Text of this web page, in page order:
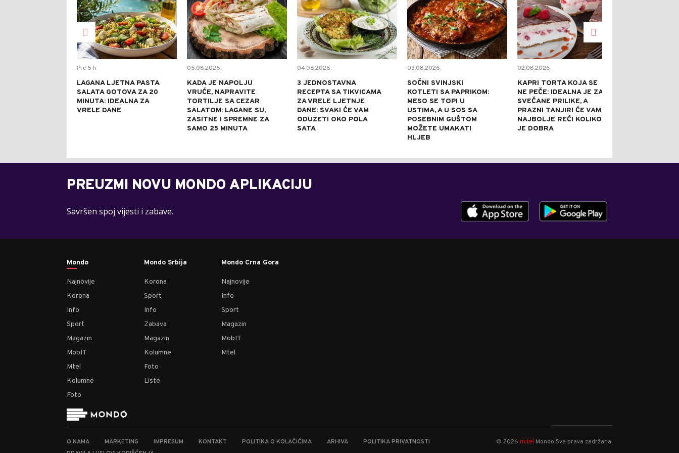
Pre 5 h
LAGANA LJETNA PASTA
SALATA GOTOVA ZA 20
MINUTA: IDEALNA ZA
VRELE DANE
05.08.2026.
KADA JE NAPOLJU
VRUĆE, NAPRAVITE
TORTILJE SA CEZAR
SALATOM: LAGANE SU,
ZASITNE I SPREMNE ZA
SAMO 25 MINUTA
04.08.2026.
3 JEDNOSTAVNA
RECEPTA SA TIKVICAMA
ZA VRELE LJETNJE
DANE: SVAKI ĆE VAM
ODUZETI OKO POLA
SATA
03.08.2026.
SOČNI SVINJSKI
KOTLETI SA PAPRIKOM:
MESO SE TOPI U
USTIMA, A U SOS SA
POSEBNIM GUŠTOM
MOŽETE UMAKATI
HLJEB
02.08.2026.
KAPRI TORTA KOJA SE
NE PEČE: IDEALNA JE ZA
SVEČANE PRILIKE, A
PRAZNI TANJIRI ĆE VAM
NAJBOLJE REĆI KOLIKO
JE DOBRA
PREUZMI NOVU MONDO APLIKACIJU
Savršen spoj vijesti i zabave.
Mondo
Najnovije
Korona
Info
Sport
Magazin
MobIT
Mtel
Kolumne
Foto
Mondo Srbija
Korona
Sport
Info
Zabava
Magazin
Kolumne
Foto
Liste
Mondo Crna Gora
Najnovije
Info
Sport
Magazin
MobIT
Mtel
O NAMA MARKETING IMPRESUM KONTAKT POLITIKA O KOLAČIĆIMA ARHIVA
POLITIKA PRIVATNOSTI
© 2026 m:tel Mondo Sva prava zadržana.